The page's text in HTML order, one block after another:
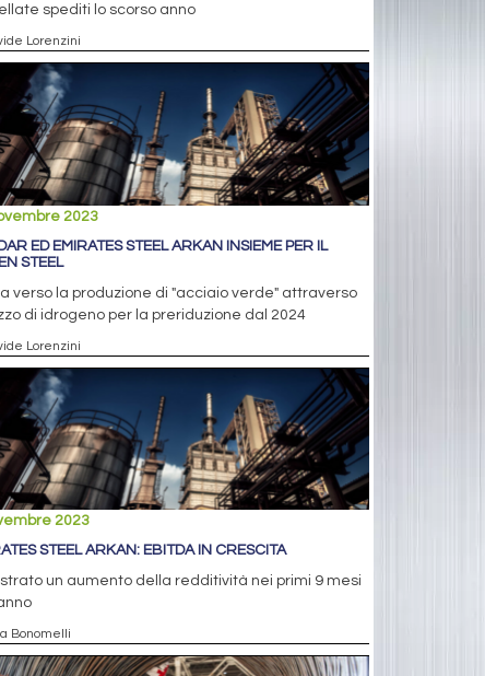
spediti lo scorso anno
Lorenzini
2023
ED EMIRATES STEEL ARKAN INSIEME PER IL
STEEL
verso la produzione di "acciaio verde" attraverso
di idrogeno per la preriduzione dal 2024
Lorenzini
2023
STEEL ARKAN: EBITDA IN CRESCITA
un aumento della redditività nei primi 9 mesi
Bonomelli